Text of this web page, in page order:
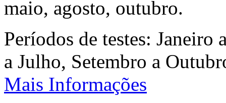
maio, agosto, outubro.
Períodos de testes:
a Julho, Setembro a
Mais Informações